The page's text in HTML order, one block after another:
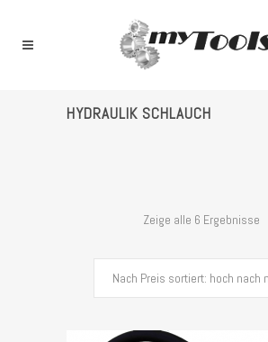
HYDRAULIK SCHLAUCH
Zeige alle 6 Ergebnisse